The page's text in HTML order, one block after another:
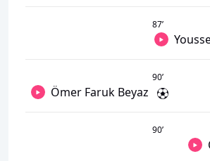
87’
90’
Ömer Faruk Beyaz
90’